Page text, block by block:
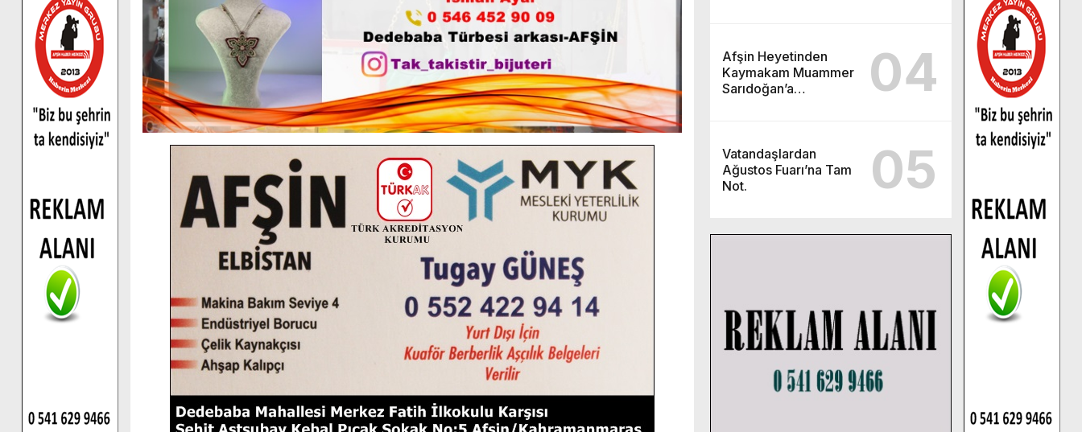
Afşin Heyetinden
Kaymakam Muammer
Sarıdoğan’a
04
Vatandaşlardan
Ağustos Fuarı’na Tam
Not.
05